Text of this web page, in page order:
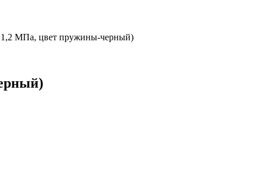
1,2 МПа, цвет пружины-черный)